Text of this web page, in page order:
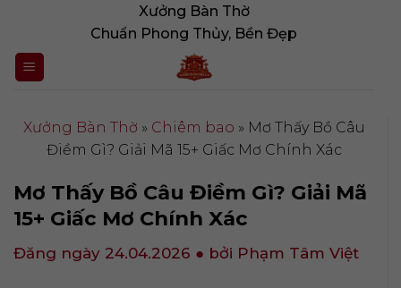
nội
dung
Xưởng Bàn Thờ
Chuẩn Phong Thủy, Bền Đẹp
Xưởng Bàn Thờ » Chiêm bao » Mơ Thấy Bồ Câu
Điềm Gì? Giải Mã 15+ Giấc Mơ Chính Xác
Mơ Thấy Bồ Câu Điềm Gì? Giải Mã
15+ Giấc Mơ Chính Xác
Đăng ngày 24.04.2026 ● bởi Phạm Tâm Việt